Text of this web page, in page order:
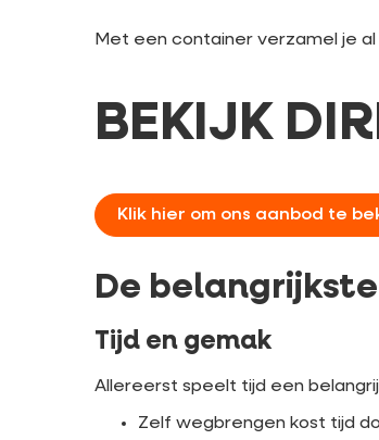
Met een container verzamel je
BEKIJK
Klik hier om ons aanbod te
De
Tijd en gemak
Allereerst speelt tijd een
Zelf wegbrengen kost tijd